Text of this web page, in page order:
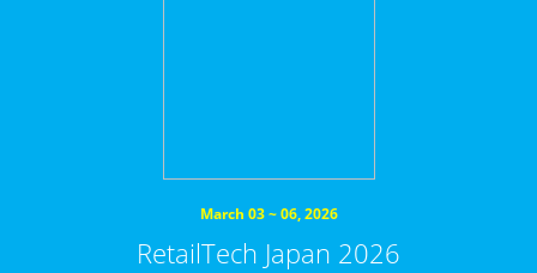
March 03 ~ 06, 2026
RetailTech Japan 2026